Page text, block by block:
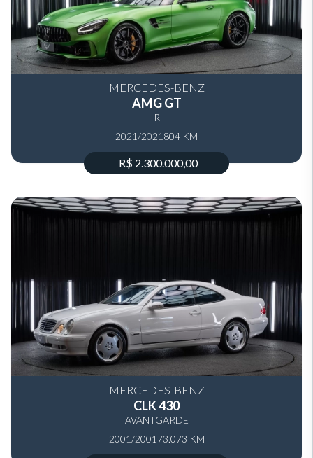
MERCEDES-BENZ
AMG GT
R
2021/2021 804 KM
R$ 2.300.000,00
MERCEDES-BENZ
CLK 430
AVANTGARDE
2001/2001 73.073 KM